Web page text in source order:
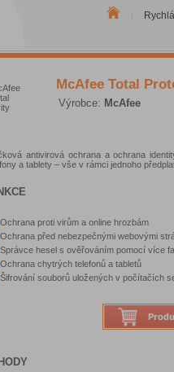
McAfee Total
Výrobce: McAfee
antivirová ochrana a ochrana
a tablety – vše v rámci jednoho
Ochrana proti virům a online hrozbám
Ochrana před nebezpečnými webovými
Správce hesel s ověřováním pomocí více
Ochrana chytrých telefonů a tabletů
Šifrování souborů uložených v počítačích